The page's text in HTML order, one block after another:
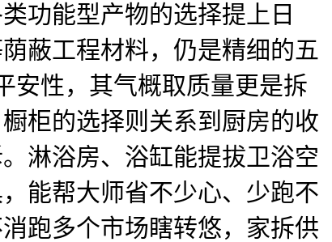
功能型产物的选择提上日
蔽工程材料，仍是精细的五
安性，其气概取质量更是拆
柜的选择则关系到厨房的收
淋浴房、浴缸能提拔卫浴空
能帮大师省不少心、少跑不
跑多个市场瞎转悠，家拆供